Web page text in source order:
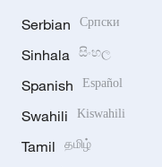
Serbian Српски
Sinhala සිංහල
Spanish Español
Swahili Kiswahili
Tamil தமிழ்